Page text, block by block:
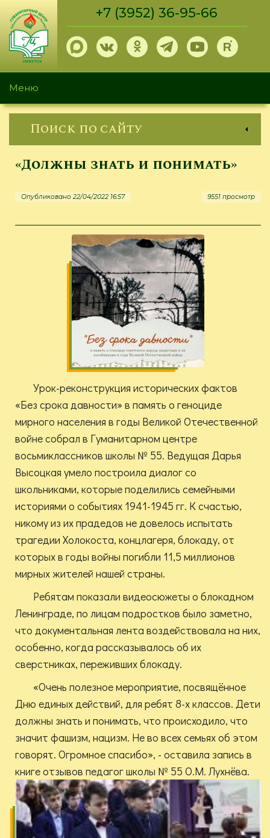
Перейти
основному
содержанию
+7 (3952) 36-95-66
Меню
Поиск по сайту
«Должны знать и понимать»
Опубликовано 22/04/2022 16:57 9551 просмотр
Урок-реконструкция исторических фактов
«Без срока давности» в память о геноциде
мирного населения в годы Великой Отечественной
войне собрал в Гуманитарном центре
восьмиклассников школы № 55. Ведущая Дарья
Высоцкая умело построила диалог со
школьниками, которые поделились семейными
историями о событиях 1941-1945 гг. К счастью,
никому из их прадедов не довелось испытать
трагедии Холокоста, концлагеря, блокаду, от
которых в годы войны погибли 11,5 миллионов
мирных жителей нашей страны.
Ребятам показали видеосюжеты о блокадном
Ленинграде, по лицам подростков было заметно,
что документальная лента воздействовала на них,
особенно, когда рассказывалось об их
сверстниках, переживших блокаду.
«Очень полезное мероприятие, посвящённое
Дню единых действий, для ребят 8-х классов. Дети
должны знать и понимать, что происходило, что
значит фашизм, нацизм. Не во всех семьях об этом
говорят. Огромное спасибо», - оставила запись в
книге отзывов педагог школы № 55 О.М. Лухнёва.